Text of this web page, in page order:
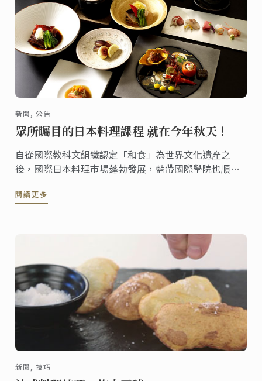
新聞, 公告
眾所矚目的日本料理課程 就在今年秋天！
自從國際教科文組織認定「和食」為世界文化遺產之
後，國際日本料理市場蓬勃發展，藍帶國際學院也順應
閱讀更多
新聞, 技巧